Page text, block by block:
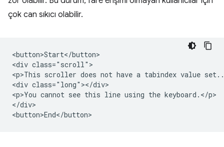
çok can sıkıcı olabilir.
<button>Start</button>
<div class="scroll">
<p>This scroller does not have a tabindex value
<div class="long"></div>
<p>You cannot see this line using the keyboard.</p>
</div>